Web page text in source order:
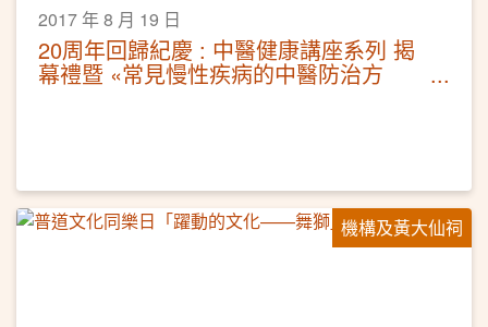
2017 年 8 月 19 日
20周年回歸紀慶 : 中醫健康講座系列 揭
幕禮暨 «常見慢性疾病的中醫防治方
機構及黃大仙祠